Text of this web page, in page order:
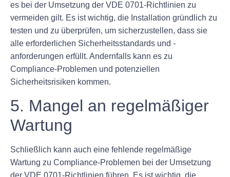
es bei der Umsetzung der VDE 0701-Richtlinien zu
vermeiden gilt. Es ist wichtig, die Installation gründlich zu
testen und zu überprüfen, um sicherzustellen, dass sie
alle erforderlichen Sicherheitsstandards und -
anforderungen erfüllt. Andernfalls kann es zu
Compliance-Problemen und potenziellen
Sicherheitsrisiken kommen.
5. Mangel an regelmäßiger
Wartung
Schließlich kann auch eine fehlende regelmäßige
Wartung zu Compliance-Problemen bei der Umsetzung
der VDE 0701-Richtlinien führen. Es ist wichtig, die